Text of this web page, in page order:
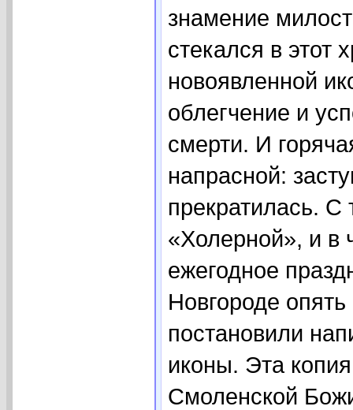
знамение
стекался в этот
новоявленной
облегчение и
смерти. И
напрасной:
прекратилась. С
«Холерной», и в
ежегодное
Новгороде
постановили
иконы. Эта
Смоленской